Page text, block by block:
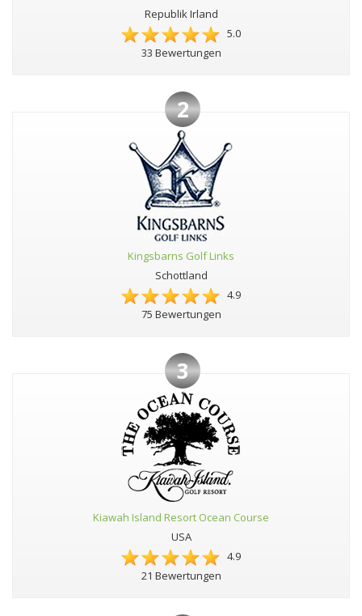
Republik Irland
5.0
33 Bewertungen
2
Kingsbarns Golf Links
Schottland
4.9
75 Bewertungen
3
Kiawah Island Resort Ocean Course
USA
4.9
21 Bewertungen